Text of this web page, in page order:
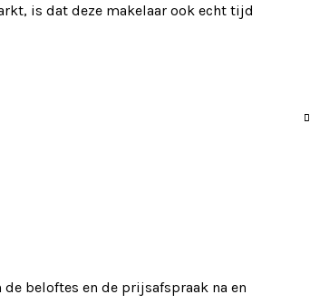
is dat deze makelaar ook echt tijd
beloftes en de prijsafspraak na en